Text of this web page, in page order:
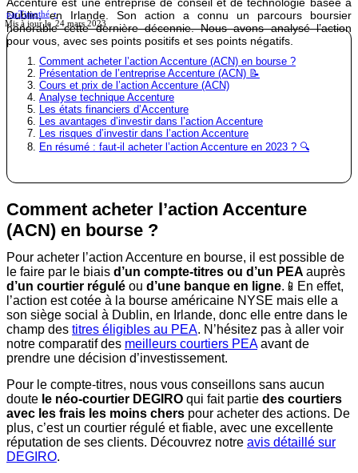
Dublin, en Irlande. Son action a connu un parcours boursier
honorable cette dernière décennie. Nous avons analysé l’action
pour vous, avec ses points positifs et ses points négatifs.
parTimothé
24 mars 2023
Comment acheter l’action Accenture (ACN) en bourse ?
Présentation de l’entreprise Accenture (ACN) 📝
Cours et prix de l’action Accenture (ACN)
Analyse technique Accenture
Les états financiers d’Accenture
Les avantages d’investir dans l’action Accenture
Les risques d’investir dans l’action Accenture
En résumé : faut-il acheter l’action Accenture en 2023 ? 🔍
Comment acheter l’action Accenture
(ACN) en bourse ?
Pour acheter l’action Accenture en bourse, il est possible de
le faire par le biais d’un compte-titres ou d’un PEA auprès
d’un courtier régulé ou d’une banque en ligne.📱En effet,
l’action est cotée à la bourse américaine NYSE mais elle a
son siège social à Dublin, en Irlande, donc elle entre dans le
champ des titres éligibles au PEA. N’hésitez pas à aller voir
notre comparatif des meilleurs courtiers PEAavant de
prendre une décision d’investissement.
Pour le compte-titres, nous vous conseillons sans aucun
doute le néo-courtier DEGIRO qui fait partie des courtiers
avec les frais les moins chers pour acheter des actions. De
plus, c’est un courtier régulé et fiable, avec une excellente
réputation de ses clients. Découvrez notre avis détaillé sur
DEGIRO.